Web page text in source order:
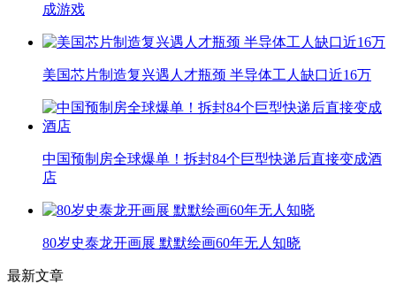
成游戏
美国芯片制造复兴遇人才瓶颈 半导体工人缺口近16万
中国预制房全球爆单！拆封84个巨型快递后直接变成酒
店
80岁史泰龙开画展 默默绘画60年无人知晓
最新文章